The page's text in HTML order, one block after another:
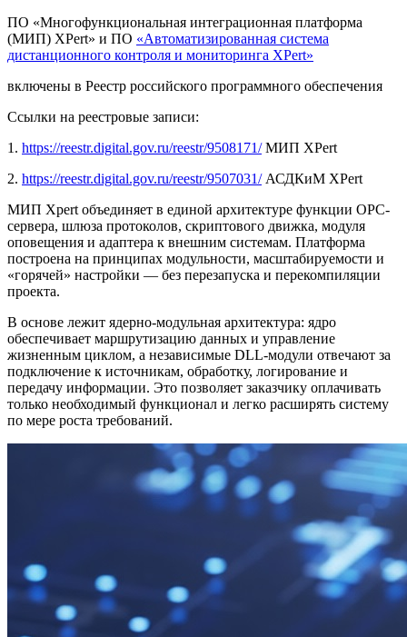
ПО «Многофункциональная интеграционная платформа
(МИП) XPert» и ПО «Автоматизированная система
дистанционного контроля и мониторинга XPert»
включены в Реестр российского программного обеспечения
Ссылки на реестровые записи:
1. https://reestr.digital.gov.ru/reestr/9508171/МИП XPert
2. https://reestr.digital.gov.ru/reestr/9507031/АСДКиМ XPert
МИП Xpert объединяет в единой архитектуре функции OPC-
сервера, шлюза протоколов, скриптового движка, модуля
оповещения и адаптера к внешним системам. Платформа
построена на принципах модульности, масштабируемости и
«горячей» настройки — без перезапуска и перекомпиляции
проекта.
В основе лежит ядерно-модульная архитектура: ядро
обеспечивает маршрутизацию данных и управление
жизненным циклом, а независимые DLL-модули отвечают за
подключение к источникам, обработку, логирование и
передачу информации. Это позволяет заказчику оплачивать
только необходимый функционал и легко расширять систему
по мере роста требований.